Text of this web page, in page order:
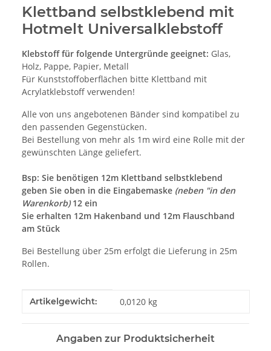
Klettband selbstklebend mit
Hotmelt Universalklebstoff
Klebstoff für folgende Untergründe geeignet: Glas,
Holz, Pappe, Papier, Metall
Für Kunststoffoberflächen bitte Klettband mit
Acrylatklebstoff verwenden!
Alle von uns angebotenen Bänder sind kompatibel zu
den passenden Gegenstücken.
Bei Bestellung von mehr als 1m wird eine Rolle mit der
gewünschten Länge geliefert.
Bsp: Sie benötigen 12m Klettband selbstklebend
geben Sie oben in die Eingabemaske (neben "in den
Warenkorb)12 ein
Sie erhalten 12m Hakenband und 12m Flauschband
am Stück
Bei Bestellung über 25m erfolgt die Lieferung in 25m
Rollen.
Produkteigenschaft
Wert
Artikelgewicht: 0,0120 kg
Angaben zur Produktsicherheit